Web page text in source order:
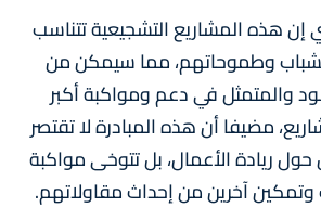
هذه المشاريع التشجيعية تتناسب
وطموحاتهم، مما سيمكن من
والمتمثل في دعم ومواكبة أكبر
مضيفا أن هذه المبادرة لا تقتصر
ريادة الأعمال، بل تتوخى مواكبة
وتمكين آخرين من إحداث مقاولاتهم.